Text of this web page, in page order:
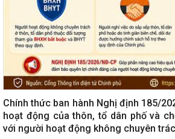
Chính thức ban hành Nghị định 185/
hoạt động của thôn, tổ dân phố và
với người hoạt động không chuyên